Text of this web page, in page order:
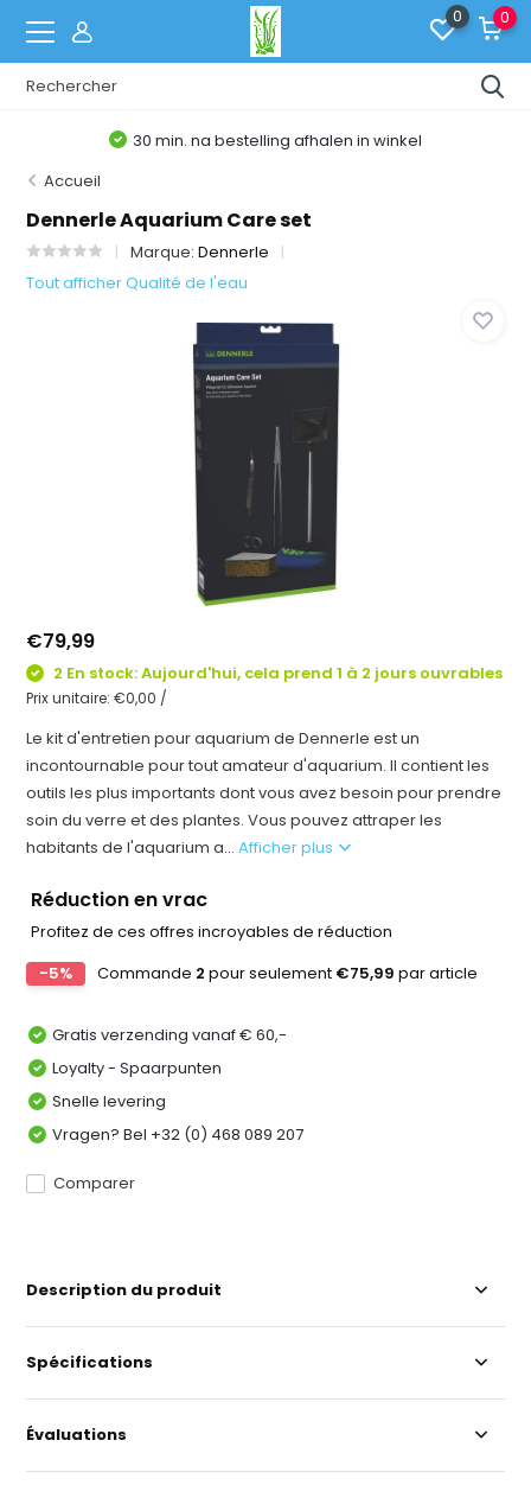
0 0
afhalen in winkel
Belgische
Accueil
Dennerle Aquarium Care set
Marque:Dennerle
Tout afficher Qualité de l'eau
€79,99
2 En stock: Aujourd'hui, cela prend 1 à 2 jours ouvrables
Prix unitaire:€0,00 /
Le kit d'entretien pour aquarium de Dennerle est un
incontournable pour tout amateur d'aquarium. Il contient les
outils les plus importants dont vous avez besoin pour prendre
soin du verre et des plantes. Vous pouvez attraper les
habitants de l'aquarium a...Afficher plus
Réduction en vrac
Profitez de ces offres incroyables de réduction
-5%
Commande 2 pour seulement €75,99 par article
Gratis verzending vanaf € 60,-
Loyalty - Spaarpunten
Snelle levering
Vragen? Bel +32 (0) 468 089 207
Comparer
Description du produit
Spécifications
Évaluations